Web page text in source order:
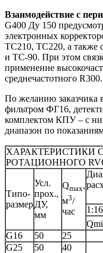
Взаимодействие с
G400 Ду 150
электронных
ТС210, ТС220, а также
и ТС-90. При этом
применение
среднечастотного R300.
По желанию заказчика
фильтром ФГ16,
комплектом КПУ – с
диапазон по
ХАРАКТЕРИСТИКИ
РОТАЦИОННОГО
Типо-
размер
Усл.
прох.,
ДУ,
мм
Qmax,
м3/
час
G16
50 25
G25
50 40